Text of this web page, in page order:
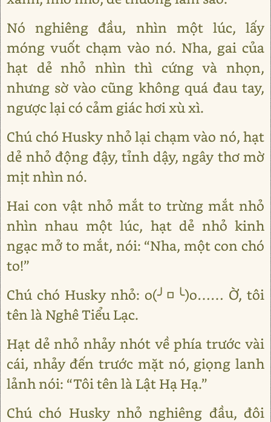
Nó nghiêng đầu, nhìn một lúc, lấy
móng vuốt chạm vào nó. Nha, gai của
hạt dẻ nhỏ nhìn thì cứng và nhọn,
nhưng sờ vào cũng không quá đau tay,
ngược lại có cảm giác hơi xù xì.
Chú chó Husky nhỏ lại chạm vào nó, hạt
dẻ nhỏ động đậy, tỉnh dậy, ngây thơ mờ
mịt nhìn nó.
Hai con vật nhỏ mắt to trừng mắt nhỏ
nhìn nhau một lúc, hạt dẻ nhỏ kinh
ngạc mở to mắt, nói: “Nha, một con chó
to!”
Chú chó Husky nhỏ: o(╯□╰)o…… Ờ, tôi
tên là Nghê Tiểu Lạc.
Hạt dẻ nhỏ nhảy nhót về phía trước vài
cái, nhảy đến trước mặt nó, giọng lanh
lảnh nói: “Tôi tên là Lật Hạ Hạ.”
Chú chó Husky nhỏ nghiêng đầu, đôi